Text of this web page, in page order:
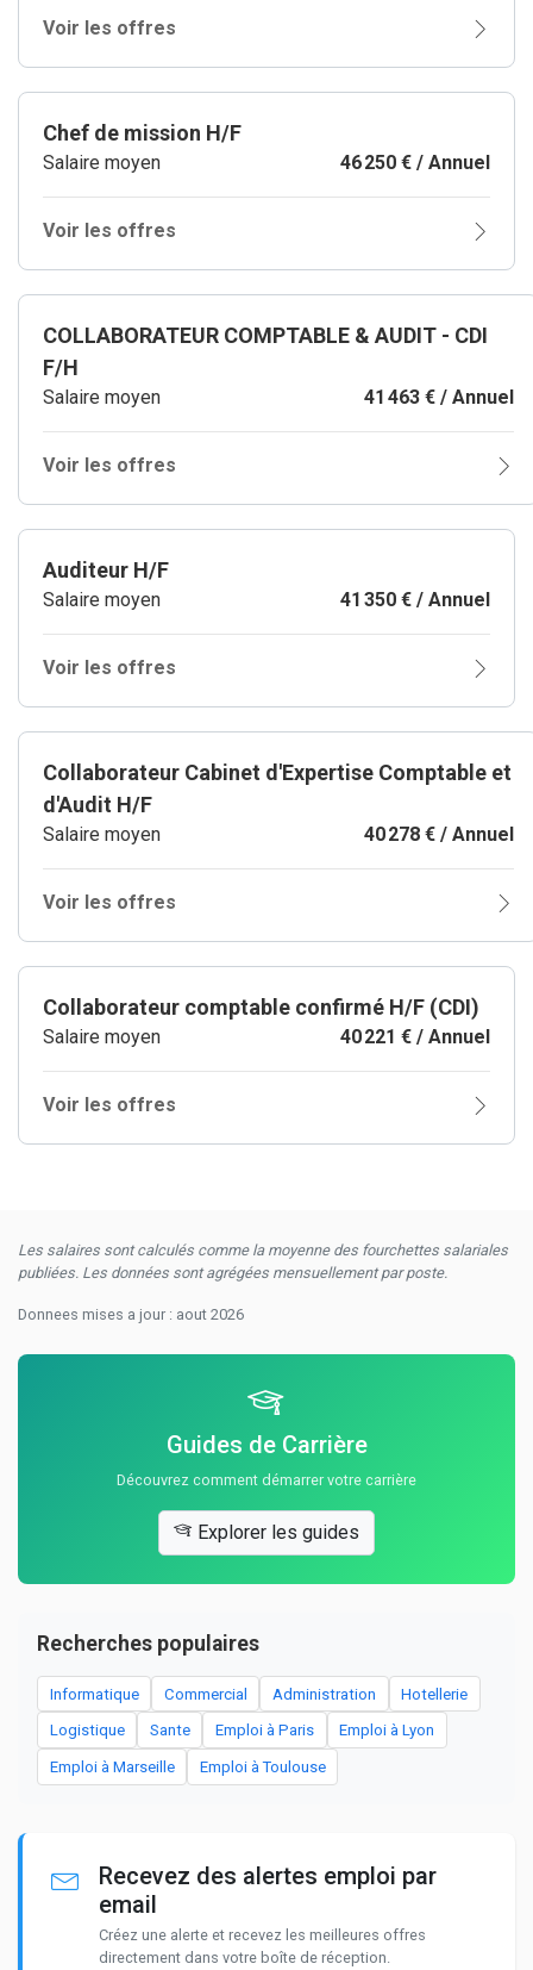
Voir les offres
Chef de mission H/F
Salaire moyen 46 250 € / Annuel
Voir les offres
COLLABORATEUR COMPTABLE & AUDIT - CDI
F/H
Salaire moyen 41 463 € / Annuel
Voir les offres
Auditeur H/F
Salaire moyen 41 350 € / Annuel
Voir les offres
Collaborateur Cabinet d'Expertise Comptable et
d'Audit H/F
Salaire moyen 40 278 € / Annuel
Voir les offres
Collaborateur comptable confirmé H/F (CDI)
Salaire moyen 40 221 € / Annuel
Voir les offres
Les salaires sont calculés comme la moyenne des fourchettes salariales
publiées. Les données sont agrégées mensuellement par poste.
Donnees mises a jour : aout 2026
Guides de Carrière
Découvrez comment démarrer votre carrière
Explorer les guides
Recherches populaires
Informatique Commercial Administration Hotellerie
Logistique Sante Emploi à Paris Emploi à Lyon
Emploi à Marseille Emploi à Toulouse
Recevez des alertes emploi par
email
Créez une alerte et recevez les meilleures offres
directement dans votre boîte de réception.